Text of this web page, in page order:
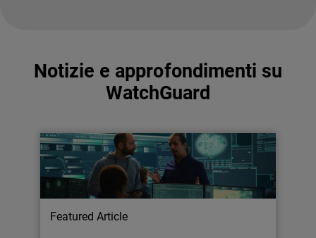
Notizie e approfondimenti su
WatchGuard
Featured Article